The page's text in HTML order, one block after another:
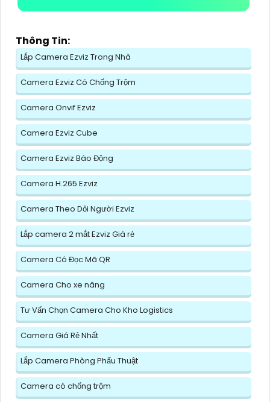
Thông Tin:
Lắp Camera Ezviz Trong Nhà
Camera Ezviz Có Chống Trộm
Camera Onvif Ezviz
Camera Ezviz Cube
Camera Ezviz Báo Động
Camera H.265 Ezviz
Camera Theo Dỏi Người Ezviz
Lắp camera 2 mắt Ezviz Giá rẻ
Camera Có Đọc Mã QR
Camera Cho xe nâng
Tư Vấn Chọn Camera Cho Kho Logistics
Camera Giá Rẻ Nhất
Lắp Camera Phòng Phẩu Thuật
Camera có chống trộm